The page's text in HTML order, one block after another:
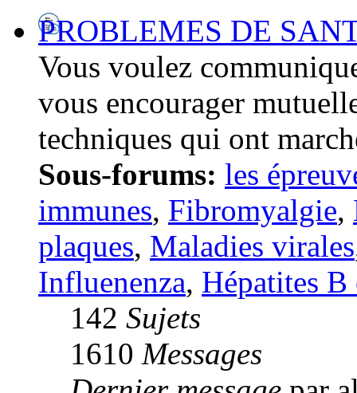
PROBLEMES DE
Vous voulez
vous encourager
techniques qui ont
Sous-forums: les
immunes, Fibromyalgie,
plaques, Maladies virales
Influenenza, Hépatites B
142 Sujets
1610 Messages